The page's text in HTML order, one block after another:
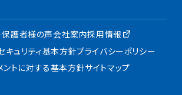
保護者様の声会社案内採用情報
キュリティ基本方針プライバシーポリシー
ントに対する基本方針サイトマップ